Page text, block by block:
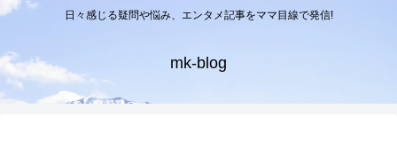
日々感じる疑問や悩み、エンタメ記事をママ目線で発信!
mk-blog